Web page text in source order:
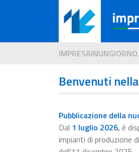
Benvenuti
Pubblicazione della
Dal 1 luglio 2026, è
impianti di produzione